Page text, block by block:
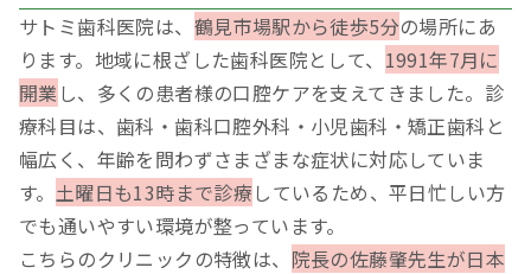
サトミ歯科医院は、 鶴見市場駅から徒歩5分の場所にあ
ります。地域に根ざした歯科医院として、 1991年7月に
開業 し、多くの患者様の口腔ケアを支えてきました。診
療科目は、歯科・歯科口腔外科・小児歯科・矯正歯科と
幅広く、年齢を問わずさまざまな症状に対応していま
す。 土曜日も13時まで診療 しているため、平日忙しい方
でも通いやすい環境が整っています。
こちらのクリニックの特徴は、 院長の佐藤肇先生が日本